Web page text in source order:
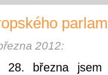
2012:
28. března jsem